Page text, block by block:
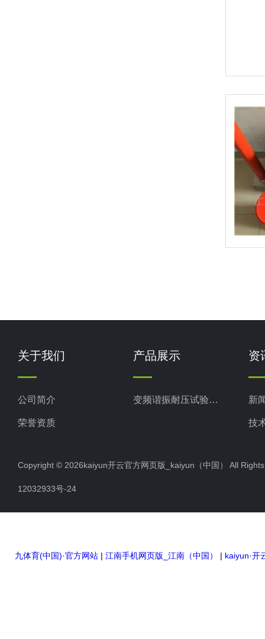
关于我们
公司简介
荣誉资质
产品展示
变频谐振耐压试验装置
资
新
技
Copyright © 2026kaiyun开云官方网页版_kaiyun（中国） All
12032933号-24
九体育(中国)·官方网站 | 江南手机网页版_江南（中国） | kaiyun·开